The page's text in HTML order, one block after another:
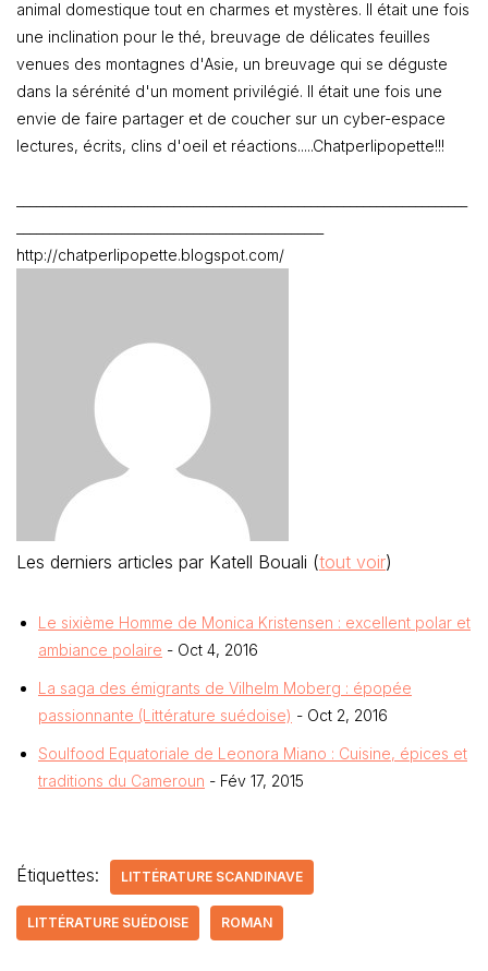
animal domestique tout en charmes et mystères. Il était une fois
une inclination pour le thé, breuvage de délicates feuilles
venues des montagnes d'Asie, un breuvage qui se déguste
dans la sérénité d'un moment privilégié. Il était une fois une
envie de faire partager et de coucher sur un cyber-espace
lectures, écrits, clins d'oeil et réactions.....Chatperlipopette!!!
http://chatperlipopette.blogspot.com/
Les derniers articles par Katell Bouali (tout voir)
Le sixième Homme de Monica Kristensen : excellent polar et
ambiance polaire - Oct 4, 2016
La saga des émigrants de Vilhelm Moberg : épopée
passionnante (Littérature suédoise) - Oct 2, 2016
Soulfood Equatoriale de Leonora Miano : Cuisine, épices et
traditions du Cameroun - Fév 17, 2015
Étiquettes: LITTÉRATURE SCANDINAVE
LITTÉRATURE SUÉDOISE ROMAN